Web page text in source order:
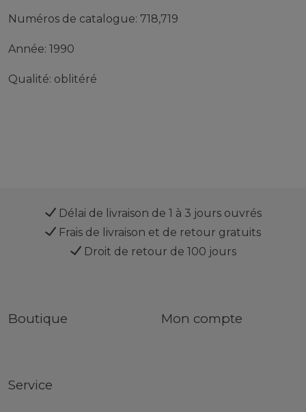
Numéros de catalogue: 718,719
Année: 1990
Qualité: oblitéré
Délai de livraison de 1 à 3 jours ouvrés
Frais de livraison et de retour gratuits
Droit de retour de 100 jours
Boutique Mon compte
Service